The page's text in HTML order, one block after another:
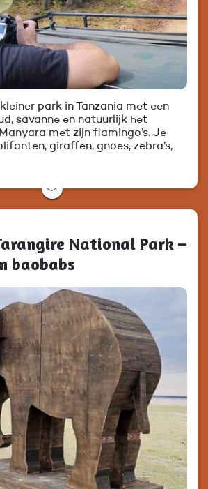
park in Tanzania met een
savanne en natuurlijk het
met zijn flamingo’s. Je
giraffen, gnoes, zebra’s,
﹀
National Park –
baobabs